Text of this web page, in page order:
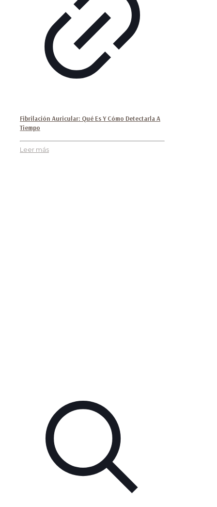
Fibrilación Auricular: Qué Es Y Cómo Detectarla A
Tiempo
Leer más